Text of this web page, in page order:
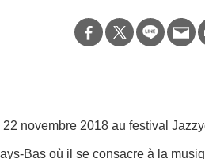
novembre 2018 au festival
Bas où il se consacre à la